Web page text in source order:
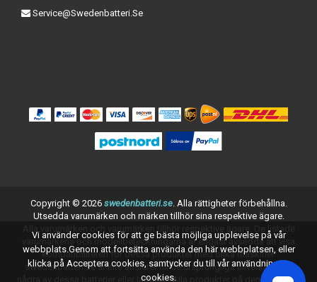
Service@swedenbatteri.se
Copyright © 2026 swedenbatteri.se. Alla rättigheter förbehållna.
Utsedda varumärken och märken tillhör sina respektive ägare.
Alla varumärken och varumärken tillhör respektive ägare. De listade
varumärkena och modellbeteckningarna är endast avsedda att visa
kompatibiliteten för dessa produkter med olika maskiner.
swedenbatteri.se är inte anslutet till de ursprungliga tillverkarna av
några av dessa batterier eller laddare. Alla produkter på denna sida är
Vi använder cookies för att ge bästa möjliga upplevelse på vår
webbplats.Genom att fortsätta använda den här webbplatsen, eller
klicka på Acceptera cookies, samtycker du till vår användning av
cookies.